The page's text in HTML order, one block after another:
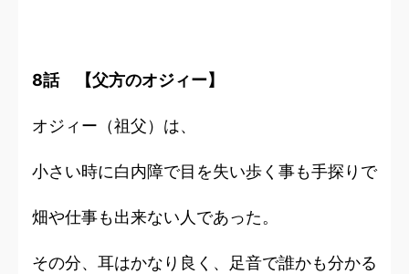
8話 【父方のオジィー】
オジィー（祖父）は、
小さい時に白内障で目を失い歩く事も手探りで
畑や仕事も出来ない人であった。
その分、耳はかなり良く、足音で誰かも分かる